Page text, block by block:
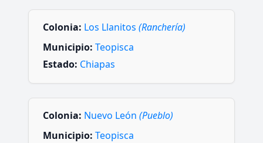
Colonia: Los Llanitos (Ranchería)
Municipio: Teopisca
Estado: Chiapas
Colonia: Nuevo León (Pueblo)
Municipio: Teopisca